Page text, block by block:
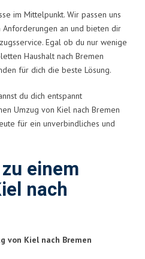
im Mittelpunkt. Wir passen uns
an und bieten dir
Egal ob du nur wenige
Haushalt nach Bremen
für dich die beste Lösung.
du dich entspannt
Umzug von Kiel nach Bremen
für ein unverbindliches und
einem
nach
von Kiel nach Bremen